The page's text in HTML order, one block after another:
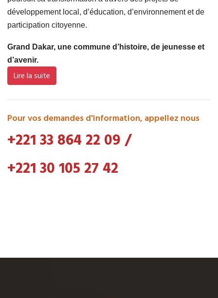
développement local, d’éducation, d’environnement et de
participation citoyenne.
Grand Dakar, une commune d’histoire, de jeunesse et
d’avenir.
Lire la suite
Pour vos demandes d'information, appellez nous
+221 33 864 22 09/
+221 30 105 27 42